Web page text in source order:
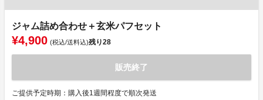
ジャム詰め合わせ＋玄米パフセット
¥4,900 (税込/送料込)残り28
販売終了
ご提供予定時期：購入後1週間程度で順次発送